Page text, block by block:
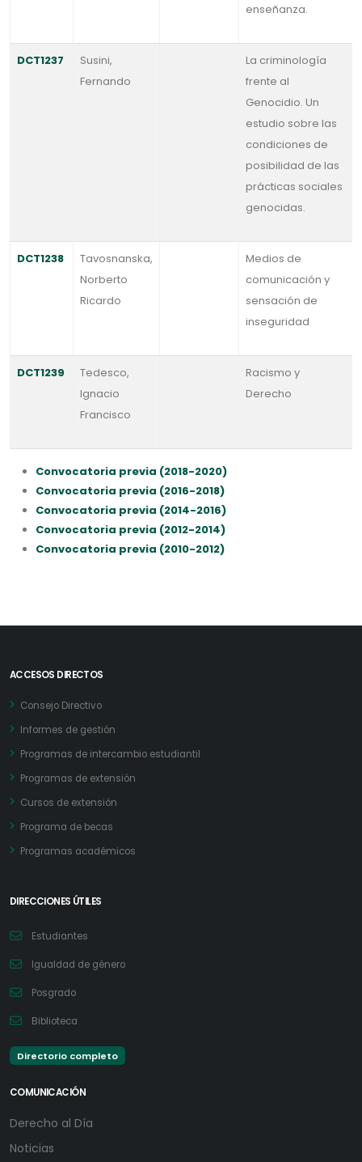
enseñanza.
DCT1237
Susini,
Fernando
La criminología
frente al
Genocidio. Un
estudio sobre las
condiciones de
posibilidad de las
prácticas sociales
genocidas.
DCT1238
Tavosnanska,
Norberto
Ricardo
Medios de
comunicación y
sensación de
inseguridad
DCT1239
Tedesco,
Ignacio
Francisco
Racismo y
Derecho
Convocatoria previa (2018-2020)
Convocatoria previa (2016-2018)
Convocatoria previa (2014-2016)
Convocatoria previa (2012-2014)
Convocatoria previa (2010-2012)
ACCESOS DIRECTOS
Consejo Directivo
Informes de gestión
Programas de intercambio estudiantil
Programas de extensión
Cursos de extensión
Programa de becas
Programas académicos
DIRECCIONES ÚTILES
Estudiantes
Igualdad de género
Posgrado
Biblioteca
Directorio completo
COMUNICACIÓN
Derecho al Día
Noticias